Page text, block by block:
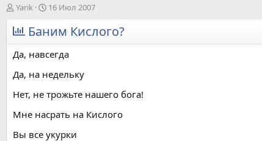
А
в
т
о
р
т
е
м
ы
Yarik
Д
а
т
а
н
а
ч
л
16 Июл 2007
Баним Кислого?
Да, навсегда
Да, на недельку
Нет, не трожьте нашего бога!
Мне насрать на Кислого
Вы все укурки